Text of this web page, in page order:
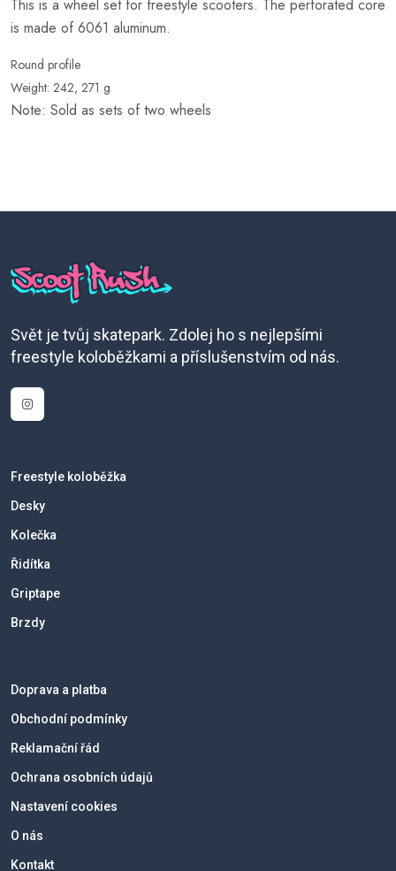
This is a wheel set for freestyle scooters. The perforated core
is made of 6061 aluminum.
Round profile
Weight: 242, 271 g
Note: Sold as sets of two wheels
Svět je tvůj skatepark. Zdolej ho s nejlepšími
freestyle koloběžkami a příslušenstvím od nás.
Freestyle koloběžka
Desky
Kolečka
Řidítka
Griptape
Brzdy
Doprava a platba
Obchodní podmínky
Reklamační řád
Ochrana osobních údajů
Nastavení cookies
O nás
Kontakt